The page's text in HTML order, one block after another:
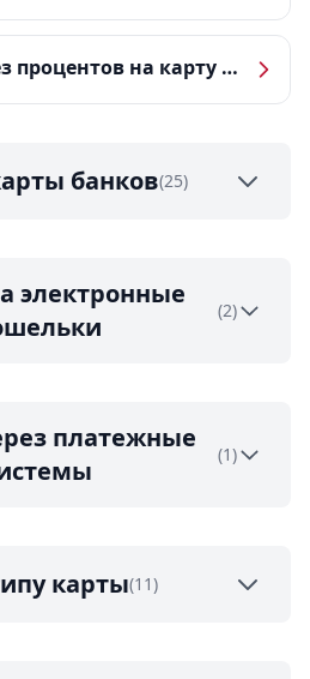
Микрозаймы без процентов на карту — ТОП-10 за 2026 год
банков(25)
электронные
(2)
платежные
(1)
карты(11)